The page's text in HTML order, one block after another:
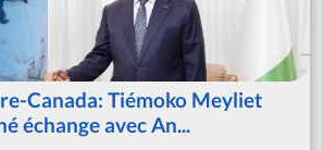
Canada: Tiémoko Meyliet
échange avec An...